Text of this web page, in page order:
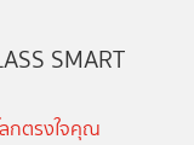
SMART
กตรงใจคุณ